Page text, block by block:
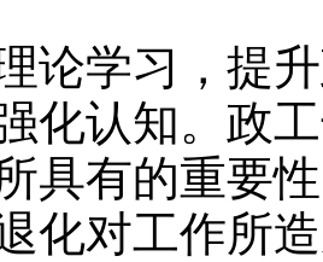
学习，提升
化认知。政
具有的重要
化对工作所